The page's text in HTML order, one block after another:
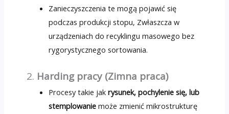
Zanieczyszczenia te mogą pojawić się
podczas produkcji stopu, Zwłaszcza w
urządzeniach do recyklingu masowego bez
rygorystycznego sortowania.
2. Harding pracy (Zimna praca)
Procesy takie jakrysunek, pochylenie się, lub
stemplowanie może zmienić mikrostrukturę